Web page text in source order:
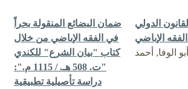
ضمان البضائع المنقولة بحراً
في الفقه الإباضي من خلال
كتاب "بيان الشرع" للكندي
"ت. 508 هـ. / 1115 م.":
دراسة تأصيلية تطبيقية
الدولي
الإباضي
أبو الوفا, أحمد